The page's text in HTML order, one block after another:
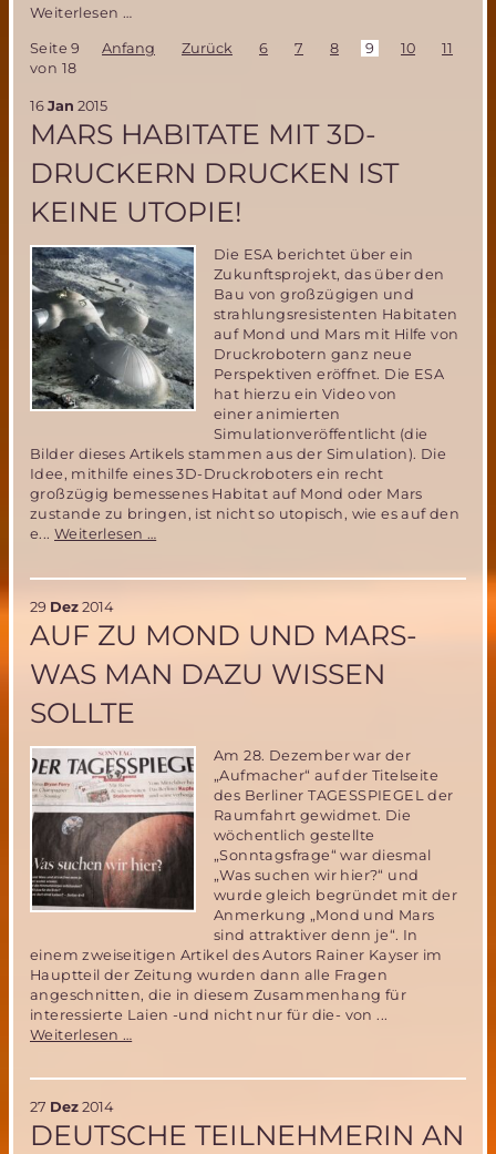
Weiterlesen …
2015-
erfolgreiches
für
MSD
Seite 9
von 18
Anfang Zurück 6 7 8 9 10 11
16 Jan 2015
MARS HABITATE MIT 3D-
DRUCKERN DRUCKEN IST
KEINE UTOPIE!
Die ESA berichtet über ein
Zukunftsprojekt, das über den
Bau von großzügigen und
strahlungsresistenten Habitaten
auf Mond und Mars mit Hilfe von
Druckrobotern ganz neue
Perspektiven eröffnet. Die ESA
hat hierzu ein Video von
einer animierten
Simulationveröffentlicht (die
Bilder dieses Artikels stammen aus der Simulation). Die
Idee, mithilfe eines 3D-Druckroboters ein recht
großzügig bemessenes Habitat auf Mond oder Mars
zustande zu bringen, ist nicht so utopisch, wie es auf den
e... Weiterlesen …
drucken
keine
29 Dez 2014
AUF ZU MOND UND MARS-
WAS MAN DAZU WISSEN
SOLLTE
Am 28. Dezember war der
„Aufmacher“ auf der Titelseite
des Berliner TAGESSPIEGEL der
Raumfahrt gewidmet. Die
wöchentlich gestellte
„Sonntagsfrage“ war diesmal
„Was suchen wir hier?“ und
wurde gleich begründet mit der
Anmerkung „Mond und Mars
sind attraktiver denn je“. In
einem zweiseitigen Artikel des Autors Rainer Kayser im
Hauptteil der Zeitung wurden dann alle Fragen
angeschnitten, die in diesem Zusammenhang für
interessierte Laien -und nicht nur für die- von ...
Weiterlesen …
was
27 Dez 2014
DEUTSCHE TEILNEHMERIN AN